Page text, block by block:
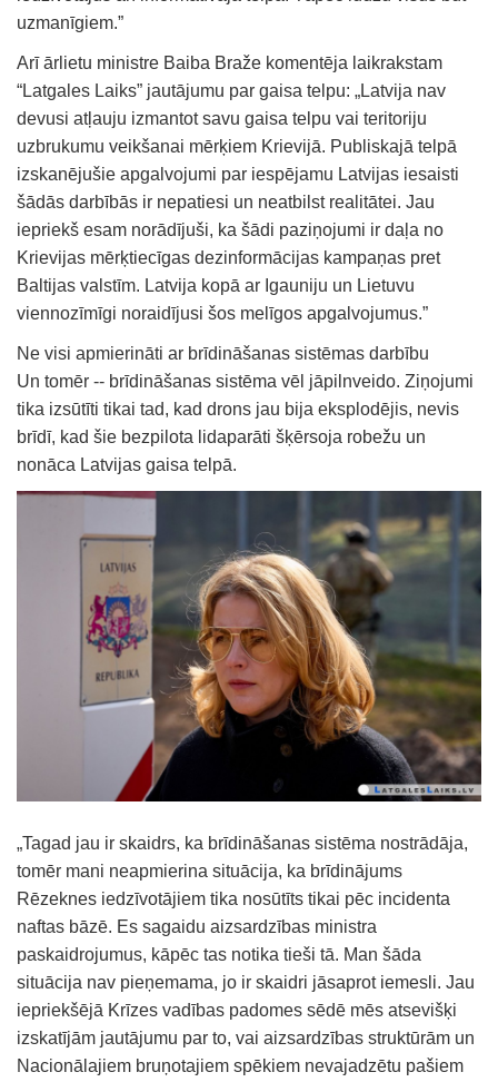
uzmanīgiem.”
Arī ārlietu ministre Baiba Braže komentēja laikrakstam
“Latgales Laiks” jautājumu par gaisa telpu: „Latvija nav
devusi atļauju izmantot savu gaisa telpu vai teritoriju
uzbrukumu veikšanai mērķiem Krievijā. Publiskajā telpā
izskanējušie apgalvojumi par iespējamu Latvijas iesaisti
šādās darbībās ir nepatiesi un neatbilst realitātei. Jau
iepriekš esam norādījuši, ka šādi paziņojumi ir daļa no
Krievijas mērķtiecīgas dezinformācijas kampaņas pret
Baltijas valstīm. Latvija kopā ar Igauniju un Lietuvu
viennozīmīgi noraidījusi šos melīgos apgalvojumus.”
Ne visi apmierināti ar brīdināšanas sistēmas darbību
Un tomēr -- brīdināšanas sistēma vēl jāpilnveido. Ziņojumi
tika izsūtīti tikai tad, kad drons jau bija eksplodējis, nevis
brīdī, kad šie bezpilota lidaparāti šķērsoja robežu un
nonāca Latvijas gaisa telpā.
„Tagad jau ir skaidrs, ka brīdināšanas sistēma nostrādāja,
tomēr mani neapmierina situācija, ka brīdinājums
Rēzeknes iedzīvotājiem tika nosūtīts tikai pēc incidenta
naftas bāzē. Es sagaidu aizsardzības ministra
paskaidrojumus, kāpēc tas notika tieši tā. Man šāda
situācija nav pieņemama, jo ir skaidri jāsaprot iemesli. Jau
iepriekšējā Krīzes vadības padomes sēdē mēs atsevišķi
izskatījām jautājumu par to, vai aizsardzības struktūrām un
Nacionālajiem bruņotajiem spēkiem nevajadzētu pašiem